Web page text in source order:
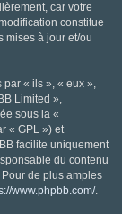
car votre
constitue
mises à jour et/ou
par « ils », « eux »,
Limited »,
sous la «
« GPL ») et
facilite uniquement
du contenu
de plus amples
www.phpbb.com/.